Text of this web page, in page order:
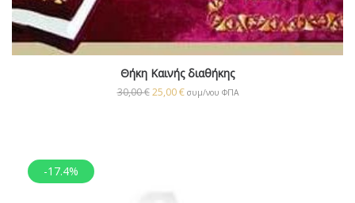
Θήκη Καινής διαθήκης
30,00€ 25,00€ συμ/νου ΦΠΑ
-17.4%